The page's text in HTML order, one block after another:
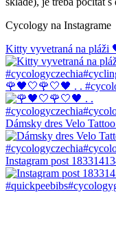
Cycology na Instagrame
Kitty vyvetraná na pláži
🌹🖤🤍🌹🤍🖤 . .
Dámsky dres Velo
Instagram post